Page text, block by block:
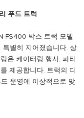
푸드 트럭
FS400 박스 트럭 모델
별히 지어졌습니다. 상
은 케이터링 행사, 파티
제공합니다. 트럭의 디
운영에 이상적으로 맞